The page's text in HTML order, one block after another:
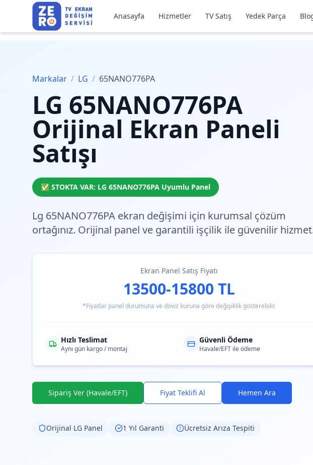
Anasayfa Hizmetler TV Satış Yedek Parça
Markalar / LG / 65NANO776PA
LG 65NANO776PA
Orijinal Ekran Paneli
Satışı
✅ STOKTA VAR: LG 65NANO776PA Uyumlu Panel
Lg 65NANO776PA ekran değişimi için kurumsal çözüm
ortağınız. Orijinal panel ve garantili işçilik ile güvenilir
Ekran Panel Satış Fiyatı
13500-15800 TL
*Fiyatlar panel durumuna ve döviz kuruna göre değişiklik gösterebilir.
Hızlı Teslimat
Aynı gün kargo / montaj
Güvenli Ödeme
Havale/EFT ile ödeme
Sipariş Ver (Havale/EFT) Fiyat Teklifi Al Hemen Ara
Orijinal LG Panel 1 Yıl Garanti Ücretsiz Arıza Tespiti